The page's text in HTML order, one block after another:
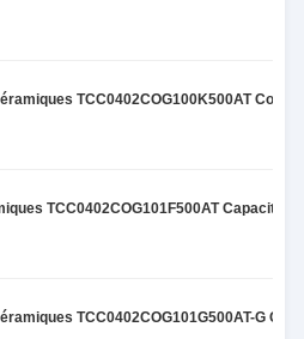
TCC0402COG100K500AT
TCC0402COG101F500AT
TCC0402COG101G500AT-G